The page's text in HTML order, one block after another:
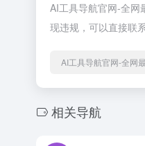
AI工具导航官网-全网
现违规，可以直接联
AI工具导航官网-全网
相关导航